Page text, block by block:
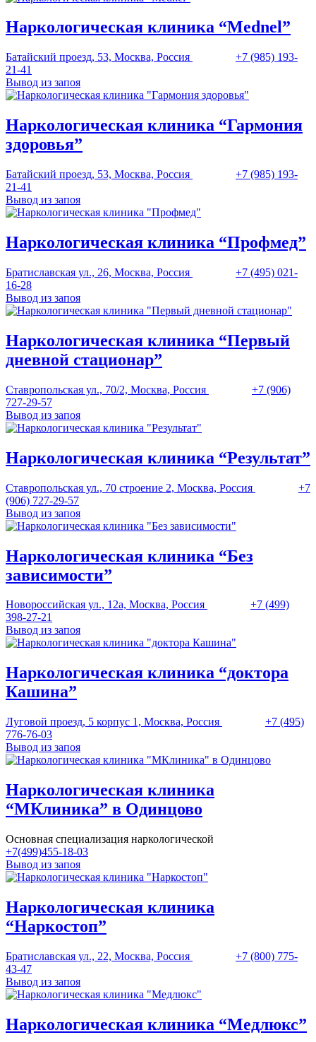
Наркологическая клиника “Mednel”
Батайский проезд, 53, Москва, Россия
+7 (985) 193-
21-41
Вывод из запоя
Наркологическая клиника “Гармония
здоровья”
Батайский проезд, 53, Москва, Россия
+7 (985) 193-
21-41
Вывод из запоя
Наркологическая клиника “Профмед”
Братиславская ул., 26, Москва, Россия
+7 (495) 021-
16-28
Вывод из запоя
Наркологическая клиника “Первый
дневной стационар”
Ставропольская ул., 70/2, Москва, Россия
+7 (906)
727-29-57
Вывод из запоя
Наркологическая клиника “Результат”
Ставропольская ул., 70 строение 2, Москва, Россия
+7
(906) 727-29-57
Вывод из запоя
Наркологическая клиника “Без
зависимости”
Новороссийская ул., 12а, Москва, Россия
+7 (499)
398-27-21
Вывод из запоя
Наркологическая клиника “доктора
Кашина”
Луговой проезд, 5 корпус 1, Москва, Россия
+7 (495)
776-76-03
Вывод из запоя
Наркологическая клиника
“МКлиника” в Одинцово
Основная специализация наркологической
+7(499)455-18-03
Вывод из запоя
Наркологическая клиника
“Наркостоп”
Братиславская ул., 22, Москва, Россия
+7 (800) 775-
43-47
Вывод из запоя
Наркологическая клиника “Медлюкс”